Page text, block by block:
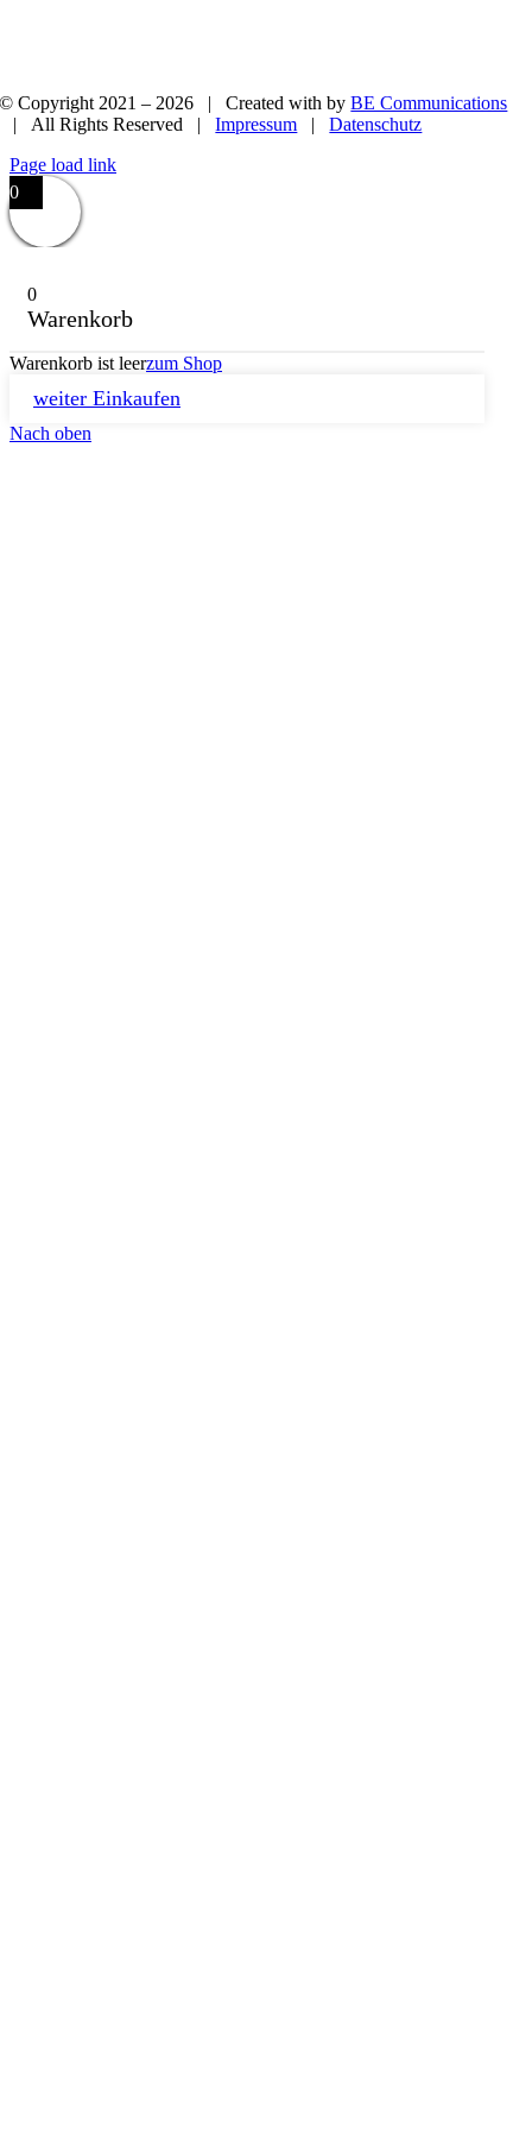
© Copyright 2021 – 2026 | Created withbyBE Communications
| All Rights Reserved |Impressum |Datenschutz
Page load link
0
0
Warenkorb
Warenkorb ist leerzum Shop
weiter Einkaufen
Nach oben